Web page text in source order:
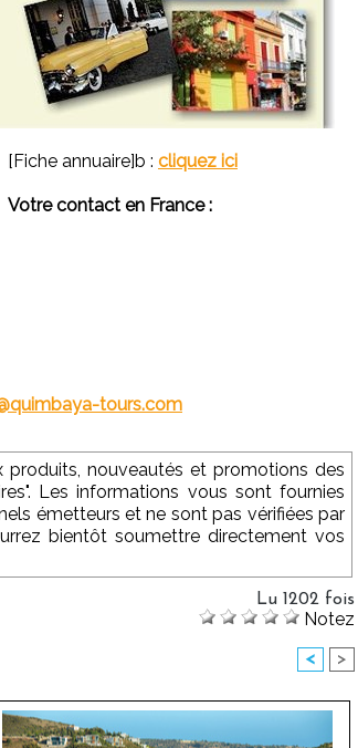
[Fiche annuaire]b : cliquez ici
Votre contact en France :
tours.com
nouveautés et promotions des
Les informations vous sont fournies
émetteurs et ne sont pas vérifiées par
bientôt soumettre directement vos
Lu 1202 fois
Notez
< >